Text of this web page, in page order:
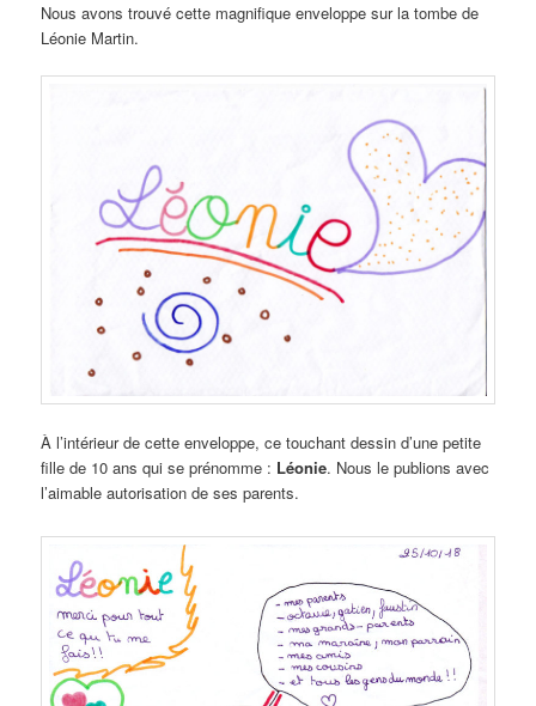
Nous avons trouvé cette magnifique enveloppe sur la tombe de
Léonie Martin.
À l’intérieur de cette enveloppe, ce touchant dessin d’une petite
fille de 10 ans qui se prénomme : Léonie. Nous le publions avec
l’aimable autorisation de ses parents.